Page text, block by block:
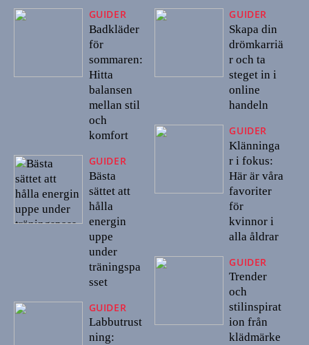
GUIDER
Badkläder
för
sommaren:
Hitta
balansen
mellan stil
och
komfort
GUIDER
Bästa
sättet att
hålla
energin
uppe
under
träningspa
sset
GUIDER
Labbutrust
ning:
GUIDER
Skapa din
drömkarriä
r och ta
steget in i
online
handeln
GUIDER
Klänninga
r i fokus:
Här är våra
favoriter
för
kvinnor i
alla åldrar
GUIDER
Trender
och
stilinspirat
ion från
klädmärke